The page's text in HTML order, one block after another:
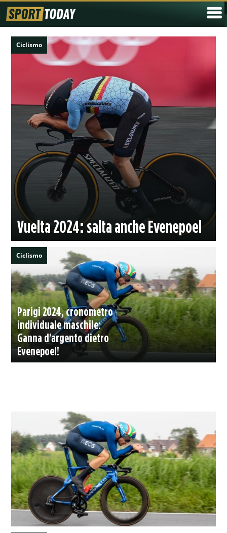
Ciclismo
Vuelta 2024: salta anche Evenepoel
Ciclismo
Parigi 2024, cronometro
individuale maschile:
Ganna d'argento dietro
Evenepoel!